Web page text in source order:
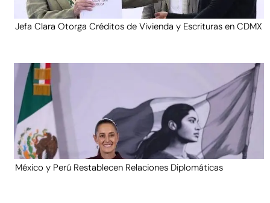
Jefa Clara Otorga Créditos de Vivienda y Escrituras en CDMX
México y Perú Restablecen Relaciones Diplomáticas